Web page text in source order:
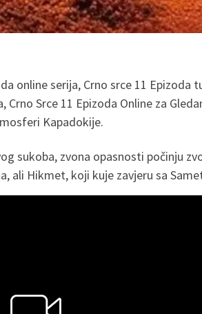
online serija, Crno srce 11 Epizoda
Srce 11 Epizoda Online za
Kapadokije.
sukoba, zvona opasnosti počinju
ali Hikmet, koji kuje zavjeru sa